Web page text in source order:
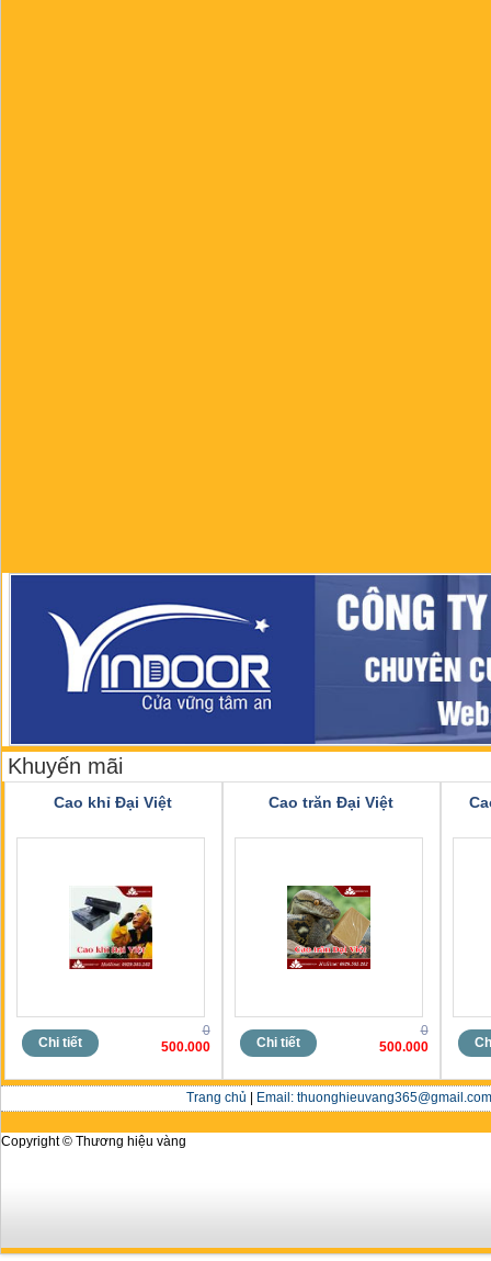
Khuyến mãi
Cao khỉ Đại Việt
Chi tiết
0
500.000
Cao trăn Đại Việt
Chi tiết
0
500.000
Trang chủ Email:
Copyright © Thương hiệu vàng